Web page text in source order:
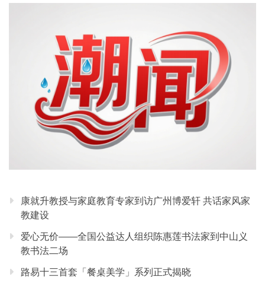
康就升教授与家庭教育专家到访广州博爱轩 共话家风家
教建设
爱心无价——全国公益达人组织陈惠莲书法家到中山义
教书法二场
路易十三首套「餐桌美学」系列正式揭晓